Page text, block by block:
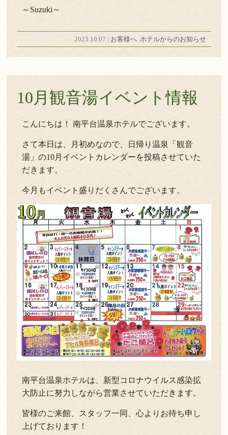
～Suzuki～
2023.10.07 | お客様へ. ホテルからのお知らせ
10月観音湯イベント情報
こんにちは！ 南平台温泉ホテルでございます。
さて本日は、月初めなので、日帰り温泉「観音
湯」の10月イベントカレンダーを投稿させていた
だきます。
今月もイベント盛りだくさんでございます。
南平台温泉ホテルは、新型コロナウイルス感染拡
大防止に努力しながら営業させていただきます。
皆様のご来館、スタッフ一同、心よりお待ち申し
上げております！